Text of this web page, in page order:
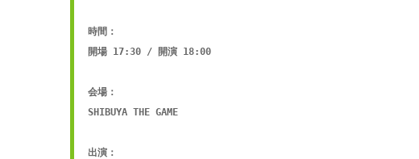
時間：
開場 17:30 / 開演 18:00
会場：
SHIBUYA THE GAME
出演：